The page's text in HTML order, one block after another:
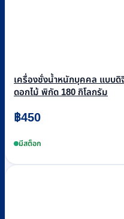
เครื่องชั่งน้ำหนักบุคคล แบบดิ
ดอกไม้ พิกัด 180 กิโลกรัม
฿450
มีสต็อก